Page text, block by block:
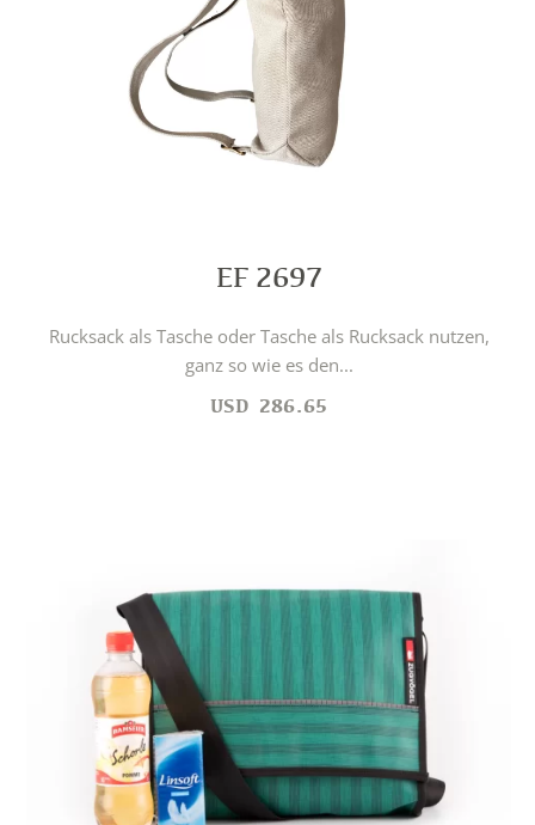
EF 2697
Rucksack als Tasche oder Tasche als Rucksack nutzen,
ganz so wie es den...
USD 286.65